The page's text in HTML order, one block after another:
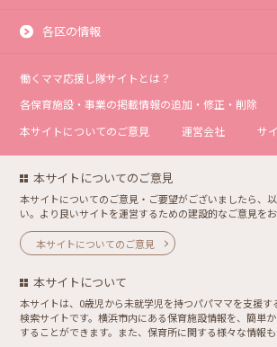
各区の情報
働くママ応援し隊サイトとは？
各保育施設・事業の掲載情報の追加・修正・削除
本サイトについてのご意見
運営会社 サ
本サイトについてのご意見
本サイトについてのご意見・ご要望がございましたら、
い。より良いサイトを運営するための建設的なご意見をお
本サイトについてのご意見
本サイトについて
本サイトは、0歳児から未就学児を持つパパママを支援
検索サイトです。横浜市内にある保育施設情報を、簡単
することができます。また、保育所に関する様々な情報も